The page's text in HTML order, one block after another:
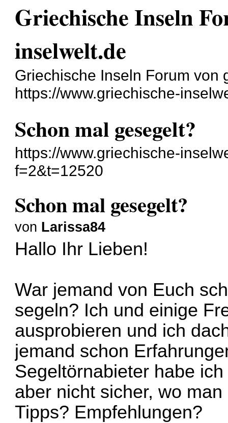
Griechische Inseln
inselwelt.de
Griechische Inseln Forum von
https://www.griechische-
Schon mal gesegelt?
https://www.griechische-
f=2&t=12520
Schon mal gesegelt?
von Larissa84
Hallo Ihr Lieben!
War jemand von Euch
segeln? Ich und einige
ausprobieren und ich
jemand schon
Segeltörnabieter habe
aber nicht sicher, wo
Tipps? Empfehlungen?